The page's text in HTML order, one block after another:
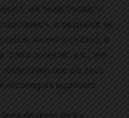
els “mals tractes” –
, la sexualitat (el
llavors prohibits), la
potestat”, etc., ara
que els seus
reconeguts legalment.
de drets de les